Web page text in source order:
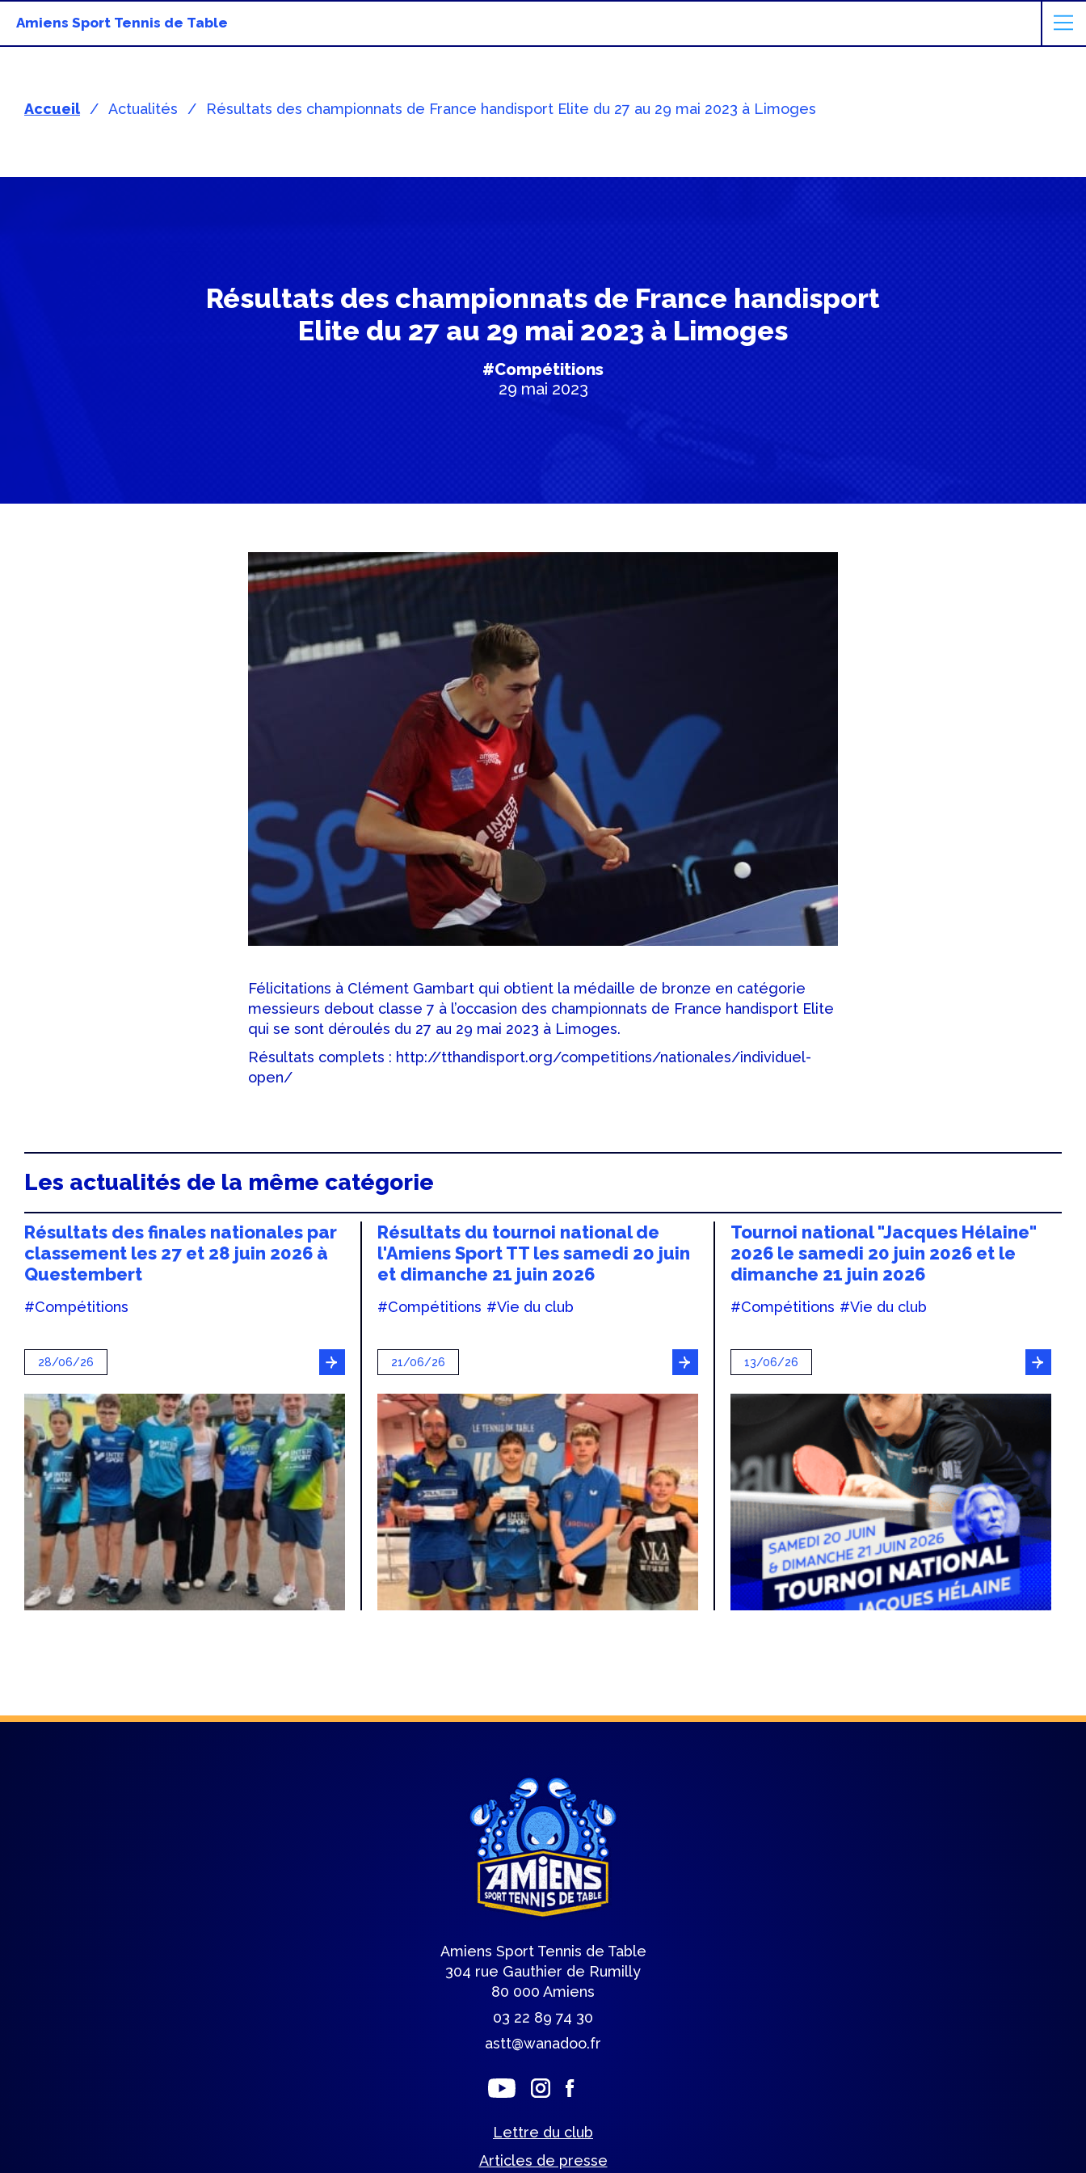
Amiens Sport Tennis de Table
Accueil Actualités Résultats des championnats de France handisport Elite du 27 au 29 mai 2023 à Limoges
Résultats des championnats de France handisport
Elite du 27 au 29 mai 2023 à Limoges
#Compétitions
29 mai 2023
Félicitations à Clément Gambart qui obtient la médaille de bronze en catégorie
messieurs debout classe 7 à l’occasion des championnats de France handisport Elite
qui se sont déroulés du 27 au 29 mai 2023 à Limoges.
Résultats complets : http://tthandisport.org/competitions/nationales/individuel-
open/
Les actualités de la même catégorie
Résultats des finales nationales par
classement les 27 et 28 juin 2026 à
Questembert
#Compétitions
28/06/26
Résultats du tournoi national de
l'Amiens Sport TT les samedi 20 juin
et dimanche 21 juin 2026
#Compétitions #Vie du club
21/06/26
Tournoi national "Jacques Hélaine"
2026 le samedi 20 juin 2026 et le
dimanche 21 juin 2026
#Compétitions #Vie du club
13/06/26
Amiens Sport Tennis de Table
304 rue Gauthier de Rumilly
80 000 Amiens
03 22 89 74 30
astt@wanadoo.fr
Lettre du club
Articles de presse